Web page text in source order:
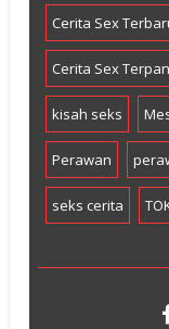
Cerita Sex
Cerita Sex
kisah seks
Perawan
seks cerita